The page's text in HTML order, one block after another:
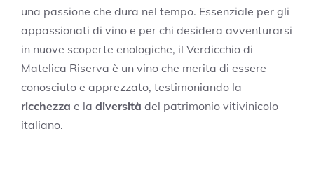
una passione che dura nel tempo. Essenziale per gli
appassionati di vino e per chi desidera avventurarsi
in nuove scoperte enologiche, il Verdicchio di
Matelica Riserva è un vino che merita di essere
conosciuto e apprezzato, testimoniando la
ricchezza e la diversità del patrimonio vitivinicolo
italiano.